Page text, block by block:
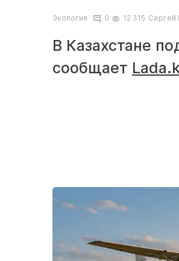
Экология 0 12 315 Сергей
В Казахстане
сообщает